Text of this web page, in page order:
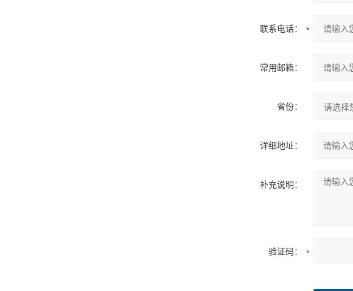
联系电话：
常用邮箱：
省份：
详细地址：
补充说明：
验证码：